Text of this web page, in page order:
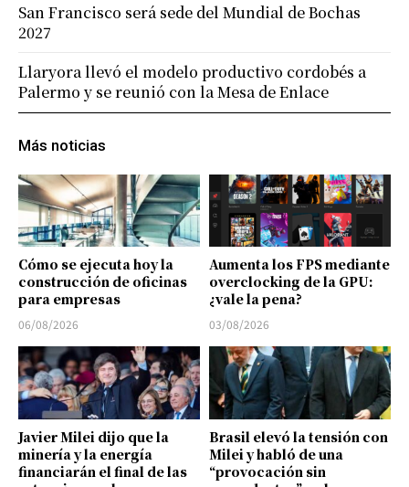
Más noticias
Cómo se ejecuta hoy la
construcción de oficinas
para empresas
06/08/2026
Aumenta los FPS mediante
overclocking de la GPU:
¿vale la pena?
03/08/2026
Javier Milei dijo que la
minería y la energía
financiarán el final de las
Brasil elevó la tensión con
Milei y habló de una
“provocación sin
San Francisco será sede del Mundial de Bochas
2027
Llaryora llevó el modelo productivo cordobés a
Palermo y se reunió con la Mesa de Enlace